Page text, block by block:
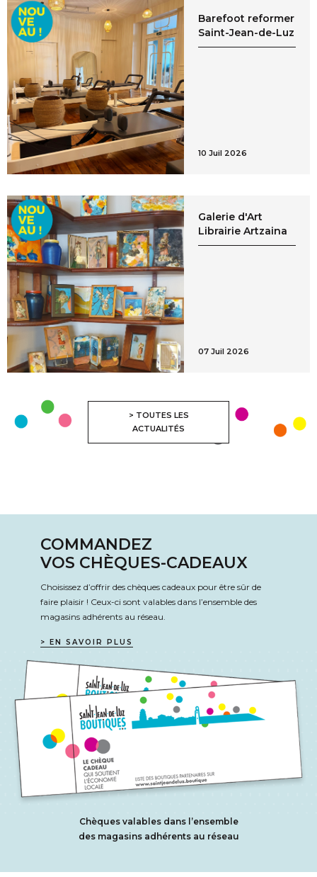
Barefoot reformer
Saint-Jean-de-Luz
10 Juil 2026
Galerie d'Art
Librairie Artzaina
07 Juil 2026
> TOUTES LES
ACTUALITÉS
COMMANDEZ
VOS CHÈQUES-CADEAUX
Choisissez d’offrir des chèques cadeaux pour être sûr de
faire plaisir ! Ceux-ci sont valables dans l’ensemble des
magasins adhérents au réseau.
> EN SAVOIR PLUS
Chèques valables dans l’ensemble
des magasins adhérents au réseau